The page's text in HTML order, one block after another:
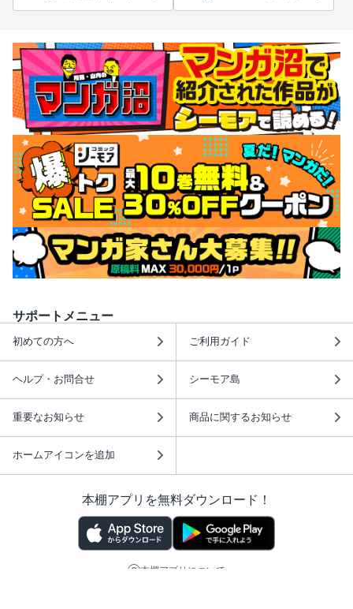
サポートメニュー
初めての方へ ご利用ガイド
ヘルプ・お問合せ シーモア島
重要なお知らせ 商品に関するお知らせ
ホームアイコンを追加
本棚アプリを無料ダウンロード！
本棚アプリについて